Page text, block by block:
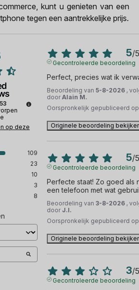
kunt u genieten van een
tegen een aantrekkelijke prijs.
op deze
109
23
10
3
8
5/5
Gecontroleerde beoordeling
Perfect, precies wat ik
Beoordeling van 5-8-2026 ,
door Alain M.
Oorspronkelijk gepubliceerd
Originele beoordeling
5/5
Gecontroleerde beoordeling
Perfecte staat! Zo goed als
een telefoon met wat
Beoordeling van 3-8-2026 ,
door J.I.
Oorspronkelijk gepubliceerd
Originele beoordeling
3/5
Gecontroleerde beoordeling